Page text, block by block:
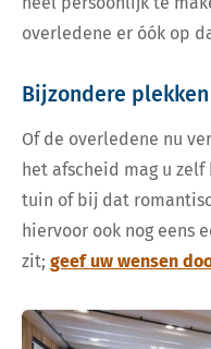
overledene er óók op
Bijzondere
Of de overledene nu
het afscheid mag u
tuin of bij dat
hiervoor ook nog eens
zit; geef uw wensen